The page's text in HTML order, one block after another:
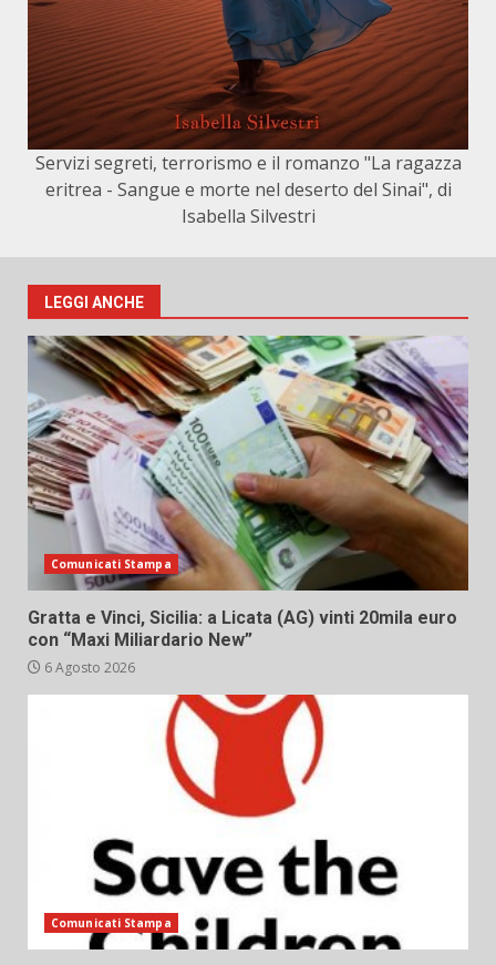
Servizi segreti, terrorismo e il romanzo "La ragazza
eritrea - Sangue e morte nel deserto del Sinai", di
Isabella Silvestri
LEGGI ANCHE
Comunicati Stampa
Gratta e Vinci, Sicilia: a Licata (AG) vinti 20mila euro
con “Maxi Miliardario New”
6 Agosto 2026
Comunicati Stampa